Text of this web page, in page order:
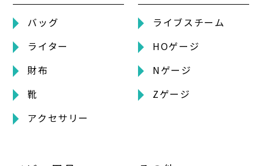
バッグ
ライター
財布
靴
アクセサリー
ライブスチーム
HOゲージ
Nゲージ
Zゲージ